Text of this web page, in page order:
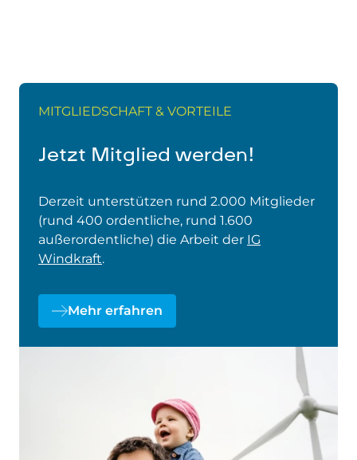
MITGLIEDSCHAFT & VORTEILE
Jetzt Mitglied werden!
Derzeit unterstützen rund 2.000 Mitglieder
(rund 400 ordentliche, rund 1.600
außerordentliche) die Arbeit der IG
Windkraft.
Mehr erfahren